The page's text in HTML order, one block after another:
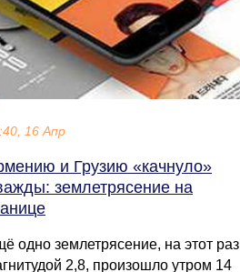
16 Апр
и Грузию «качнуло»
землетрясение на
одно землетрясение, на этот раз
2,8, произошло утром 14